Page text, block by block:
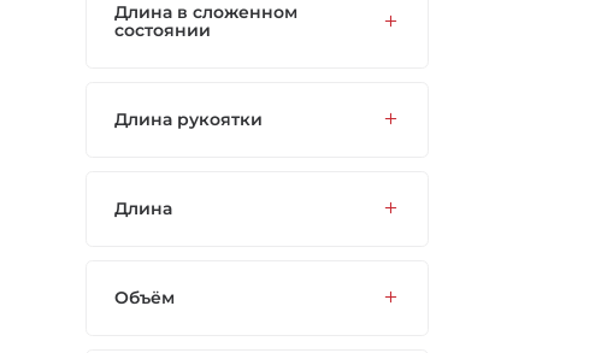
Длина в сложенном
состоянии
Длина рукоятки
Длина
Объём